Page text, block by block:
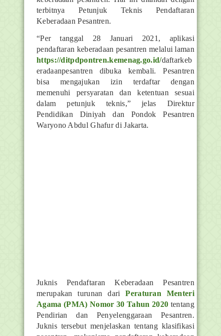
terbitnya Petunjuk Teknis Pendaftaran
Keberadaan Pesantren.
“Per tanggal 28 Januari 2021, aplikasi
pendaftaran keberadaan pesantren melalui laman
https://ditpdpontren.kemenag.go.id/daftarkeb
eradaanpesantren dibuka kembali. Pesantren
bisa mengajukan izin terdaftar dengan
memenuhi persyaratan dan ketentuan sesuai
dalam petunjuk teknis,” jelas Direktur
Pendidikan Diniyah dan Pondok Pesantren
Waryono Abdul Ghafur di Jakarta.
Juknis Pendaftaran Keberadaan Pesantren
merupakan turunan dariPeraturan Menteri
Agama (PMA) Nomor 30 Tahun 2020 tentang
Pendirian dan Penyelenggaraan Pesantren.
Juknis tersebut menjelaskan tentang klasifikasi